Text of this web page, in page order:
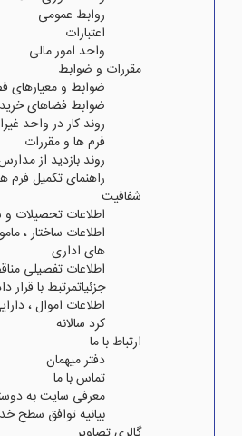
روابط عمومی
اعتبارات
واحد امور مالی
مقررات و ضوابط
ضوابط و معیارهای
ضوابط فضاهای
روند کار در واحد
فرم ها و مقررات
روند بازدید از
راهنمای تکمیل فرم
شفافیت
اطلاعات تحصیلات و
اطلاعات ساختار ،
های اداری
اطلاعات تفصیلی
جزئیاتمرتبط با
اطلاعات اموال ،
کرد سالانه
ارتباط با ما
دفتر میهمان
تماس با ما
معرفی سایت به
بیانیه توافق سطح